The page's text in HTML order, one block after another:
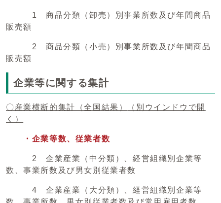
1 商品分類（卸売）別事業所数及び年間商品
販売額
2 商品分類（小売）別事業所数及び年間商品
販売額
企業等に関する集計
〇産業横断的集計（全国結果）
（別ウインドウで開
く）
・企業等数、従業者数
2 企業産業（中分類）、経営組織別企業等
数、事業所数及び男女別従業者数
4 企業産業（大分類）、経営組織別企業等